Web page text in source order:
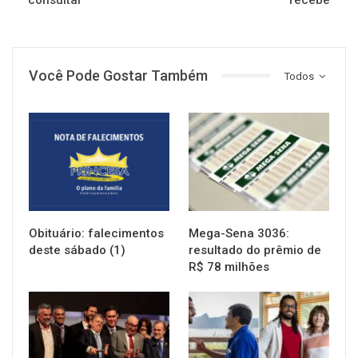
Todos
Você Pode Gostar Também
Obituário: falecimentos
deste sábado (1)
NOTÍCIAS
Mega-Sena 3036:
resultado do prêmio de
R$ 78 milhões
NOTÍCIAS NOTÍCIAS